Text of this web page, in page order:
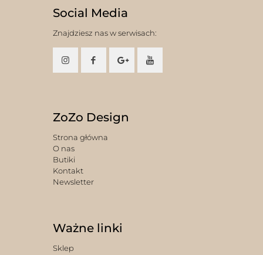
Social Media
Znajdziesz nas w serwisach:
ZoZo Design
Strona główna
O nas
Butiki
Kontakt
Newsletter
Ważne linki
Sklep